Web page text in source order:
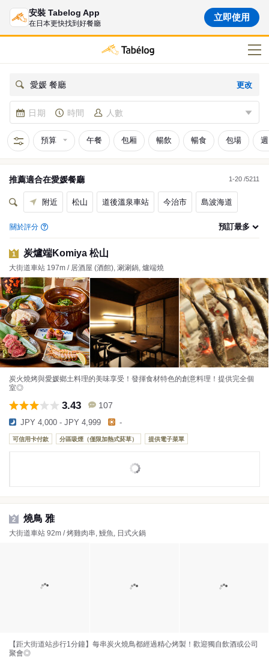
安裝 Tabelog App
在日本更快找到好餐廳
立即使用
愛媛 餐廳 更改
日期 時間 人數
預算 午餐 包厢 暢飲 暢食 包場
推薦適合在愛媛餐廳 1-20 /5211
附近 松山 道後溫泉車站 今治市 島波海道
關於評分 預訂最多
1 炭爐端Komiya 松山
大街道車站 197m / 居酒屋 (酒館), 涮涮鍋, 爐端燒
炭火燒烤與愛媛鄉土料理的美味享受！發揮食材特色的創意料理！提供完全個
室◎
3.43 107
JPY 4,000 - JPY 4,999 -
可信用卡付款 分區吸煙（僅限加熱式菸草） 提供電子菜單
2 燒鳥 雅
大街道車站 92m / 烤雞肉串, 鰻魚, 日式火鍋
【距大街道站步行1分鐘】每串炭火燒鳥都經過精心烤製！歡迎獨自飲酒或公司
聚會◎